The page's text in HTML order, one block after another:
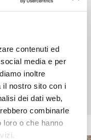
contenuti ed
media e per
inoltre
il nostro sito con i
dei dati web,
combinarle
loro o che hanno